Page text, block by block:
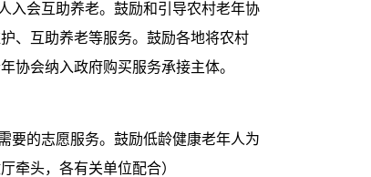
入会互助养老。鼓励和引导农村老年协
、互助养老等服务。鼓励各地将农村
协会纳入政府购买服务承接主体。
要的志愿服务。鼓励低龄健康老年人为
牵头，各有关单位配合）